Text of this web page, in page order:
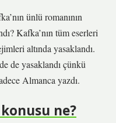
ünlü romanının
Kafka’nın tüm eserleri
altında yasaklandı.
de yasaklandı çünkü
Almanca yazdı.
ne?